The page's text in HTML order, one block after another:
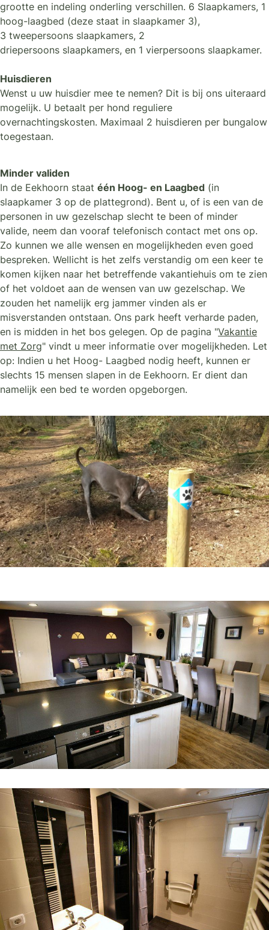
grootte en indeling onderling verschillen. 6 Slaapkamers, 1
hoog-laagbed (deze staat in slaapkamer 3),
3 tweepersoons slaapkamers, 2
driepersoons slaapkamers, en 1 vierpersoons slaapkamer.
Huisdieren
Wenst u uw huisdier mee te nemen? Dit is bij ons uiteraard
mogelijk. U betaalt per hond reguliere
overnachtingskosten. Maximaal 2 huisdieren per bungalow
toegestaan.
Minder validen
In de Eekhoorn staat één Hoog- en Laagbed (in
slaapkamer 3 op de plattegrond). Bent u, of is een van de
personen in uw gezelschap slecht te been of minder
valide, neem dan vooraf telefonisch contact met ons op.
Zo kunnen we alle wensen en mogelijkheden even goed
bespreken. Wellicht is het zelfs verstandig om een keer te
komen kijken naar het betreffende vakantiehuis om te zien
of het voldoet aan de wensen van uw gezelschap. We
zouden het namelijk erg jammer vinden als er
misverstanden ontstaan. Ons park heeft verharde paden,
en is midden in het bos gelegen. Op de pagina "Vakantie
met Zorg" vindt u meer informatie over mogelijkheden. Let
op: Indien u het Hoog- Laagbed nodig heeft, kunnen er
slechts 15 mensen slapen in de Eekhoorn. Er dient dan
namelijk een bed te worden opgeborgen.